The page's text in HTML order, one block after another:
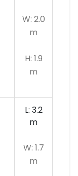
W: 2.0
m
H: 1.9
m
L: 3.2
m
W: 1.7
m